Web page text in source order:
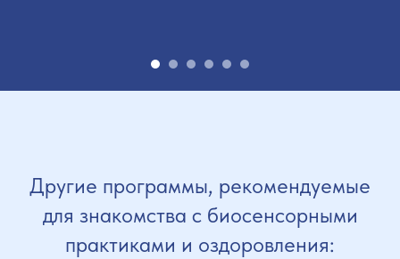
Другие программы, рекомендуемые
для знакомства с биосенсорными
практиками и оздоровления: